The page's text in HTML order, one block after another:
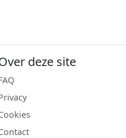
deze site